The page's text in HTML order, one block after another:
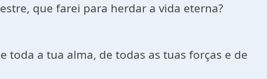
que farei para herdar a vida eterna?
toda a tua alma, de todas as tuas forças e de